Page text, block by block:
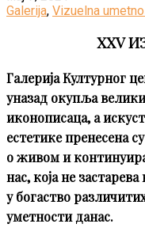
Galerija, Vizuelna
XXV
Галерија Културног
уназад окупља
иконописаца, а
естетике пренесена
о живом и
нас, која не
у богаство
уметности данас.